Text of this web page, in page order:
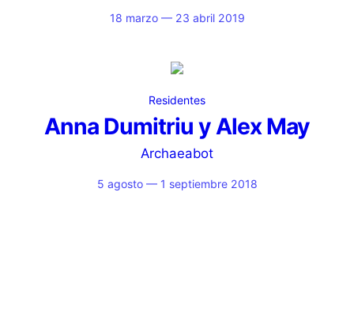
18 marzo — 23 abril 2019
Residentes
Anna Dumitriu y Alex May
Archaeabot
5 agosto — 1 septiembre 2018